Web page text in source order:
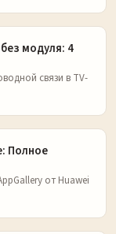
модуля: 4
связи в TV-
Полное
от Huawei